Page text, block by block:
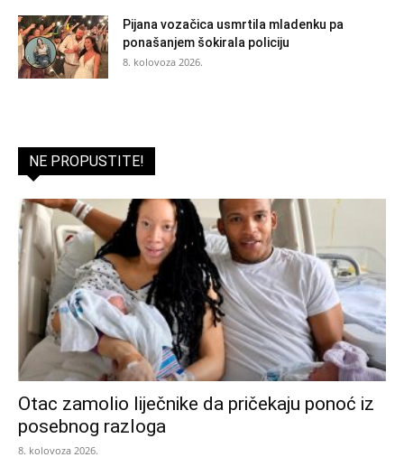
Pijana vozačica usmrtila mladenku pa
ponašanjem šokirala policiju
8. kolovoza 2026.
NE PROPUSTITE!
Otac zamolio liječnike da pričekaju ponoć iz
posebnog razloga
8. kolovoza 2026.